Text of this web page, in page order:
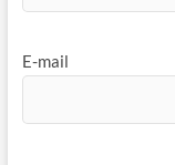
E-mail